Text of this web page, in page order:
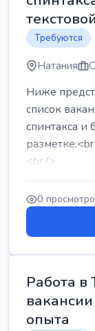
Требуются
Натания
Ниже
список
спинтакса и
<br />
Работа в
требу...
0
Работа в
опыта